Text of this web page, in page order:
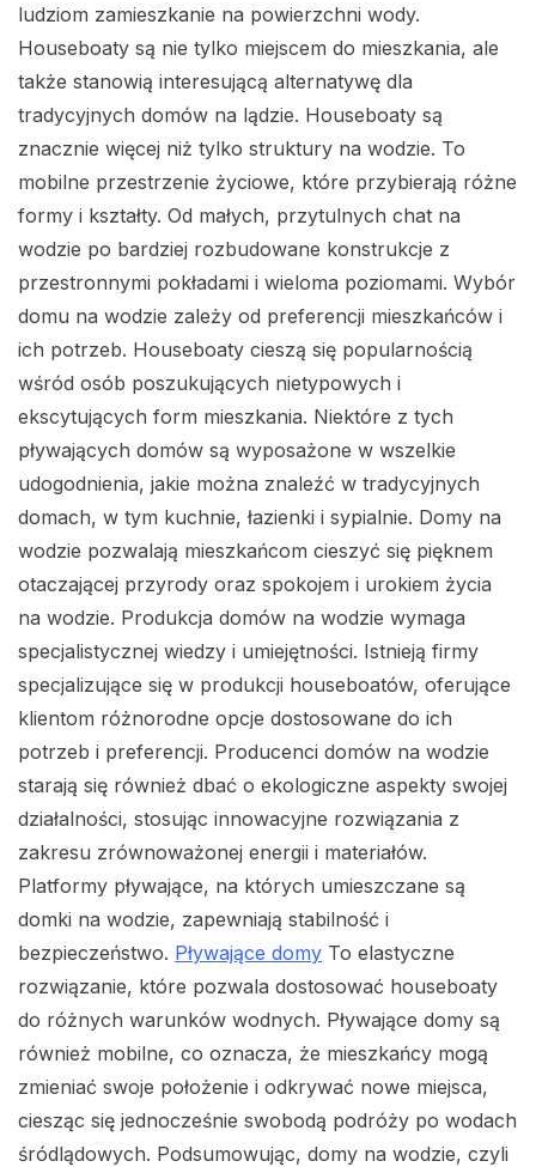
ludziom zamieszkanie na powierzchni wody.
Houseboaty są nie tylko miejscem do mieszkania, ale
także stanowią interesującą alternatywę dla
tradycyjnych domów na lądzie. Houseboaty są
znacznie więcej niż tylko struktury na wodzie. To
mobilne przestrzenie życiowe, które przybierają różne
formy i kształty. Od małych, przytulnych chat na
wodzie po bardziej rozbudowane konstrukcje z
przestronnymi pokładami i wieloma poziomami. Wybór
domu na wodzie zależy od preferencji mieszkańców i
ich potrzeb. Houseboaty cieszą się popularnością
wśród osób poszukujących nietypowych i
ekscytujących form mieszkania. Niektóre z tych
pływających domów są wyposażone w wszelkie
udogodnienia, jakie można znaleźć w tradycyjnych
domach, w tym kuchnie, łazienki i sypialnie. Domy na
wodzie pozwalają mieszkańcom cieszyć się pięknem
otaczającej przyrody oraz spokojem i urokiem życia
na wodzie. Produkcja domów na wodzie wymaga
specjalistycznej wiedzy i umiejętności. Istnieją firmy
specjalizujące się w produkcji houseboatów, oferujące
klientom różnorodne opcje dostosowane do ich
potrzeb i preferencji. Producenci domów na wodzie
starają się również dbać o ekologiczne aspekty swojej
działalności, stosując innowacyjne rozwiązania z
zakresu zrównoważonej energii i materiałów.
Platformy pływające, na których umieszczane są
domki na wodzie, zapewniają stabilność i
bezpieczeństwo. Pływające domy To elastyczne
rozwiązanie, które pozwala dostosować houseboaty
do różnych warunków wodnych. Pływające domy są
również mobilne, co oznacza, że ​​mieszkańcy mogą
zmieniać swoje położenie i odkrywać nowe miejsca,
ciesząc się jednocześnie swobodą podróży po wodach
śródlądowych. Podsumowując, domy na wodzie, czyli